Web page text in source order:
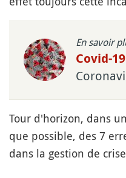
En savoir
Covid-
Tour d'horizon, dans
que possible, des 7
dans la gestion de